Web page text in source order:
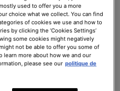
fascinant à l’origine de
Si elle est apportée au
l’application topique de soins à
un sérum, aide à préserver la
quand et comment utiliser les
used to offer you a more
choice what we collect. You can find
of cookies we use and how to
by clicking the ‘Cookies Settings’
some cookies might negatively
not be able to offer you some of
learn more about how we and our
please see our politique de